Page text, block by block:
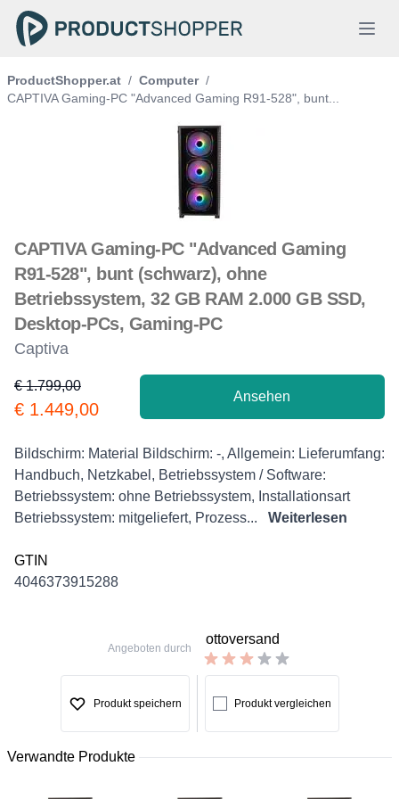
ProductShopper.at / Computer /
CAPTIVA Gaming-PC "Advanced Gaming R91-528", bunt...
CAPTIVA Gaming-PC "Advanced Gaming
R91-528", bunt (schwarz), ohne
Betriebssystem, 32 GB RAM 2.000 GB SSD,
Desktop-PCs, Gaming-PC
Captiva
Product information
€ 1.799,00
€ 1.449,00
Ansehen
Description
Bildschirm: Material Bildschirm: -, Allgemein: Lieferumfang:
Handbuch, Netzkabel, Betriebssystem / Software:
Betriebssystem: ohne Betriebssystem, Installationsart
Betriebssystem: mitgeliefert, Prozess...
Weiterlesen
GTIN
4046373915288
Angeboten durch
ottoversand
Produkt speichern Produkt vergleichen
Verwandte Produkte